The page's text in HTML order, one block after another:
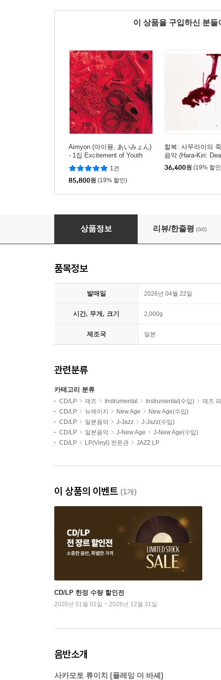
이 상품을 구입하신 분
Aimyon (아이묭, あいみょん)
- 1집 Excitement of Youth
[레드 컬러 2LP]
1건
85,800원 (19% 할인)
할복: 사무라이의
음악 (Hara-Kiri:
amurai Original
36,400원 (19% 할
Ryuichi Sakamoto (류이치 사카모토) -
상품정보 리뷰/한줄평 (0/0)
품목정보
발매일 2026년 04월 22일
시간, 무게, 크기 2,000g
제조국 일본
관련분류
카테고리 분류
CD/LP 재즈 Instrumental Instrumental(수입)
재즈
CD/LP
뉴에이지 New Age
New Age(수입)
CD/LP
일본음악 J-Jazz
J-Jazz(수입)
CD/LP
일본음악 J-New Age
J-New Age(수입)
CD/LP
LP(Vinyl) 전문관 JAZZ LP
이 상품의 이벤트 (1개)
CD/LP 한정 수량 할인전
2026년 01월 01일 ~ 2026년 12월 31일
음반소개
사카모토 류이치 [플레잉 더 바셰]